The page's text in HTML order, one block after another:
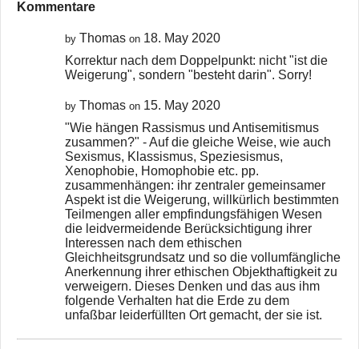
Kommentare
by Thomas on 18. May 2020
Korrektur nach dem Doppelpunkt: nicht "ist die
Weigerung", sondern "besteht darin". Sorry!
by Thomas on 15. May 2020
"Wie hängen Rassismus und Antisemitismus
zusammen?" - Auf die gleiche Weise, wie auch
Sexismus, Klassismus, Speziesismus,
Xenophobie, Homophobie etc. pp.
zusammenhängen: ihr zentraler gemeinsamer
Aspekt ist die Weigerung, willkürlich bestimmten
Teilmengen aller empfindungsfähigen Wesen
die leidvermeidende Berücksichtigung ihrer
Interessen nach dem ethischen
Gleichheitsgrundsatz und so die vollumfängliche
Anerkennung ihrer ethischen Objekthaftigkeit zu
verweigern. Dieses Denken und das aus ihm
folgende Verhalten hat die Erde zu dem
unfaßbar leiderfüllten Ort gemacht, der sie ist.